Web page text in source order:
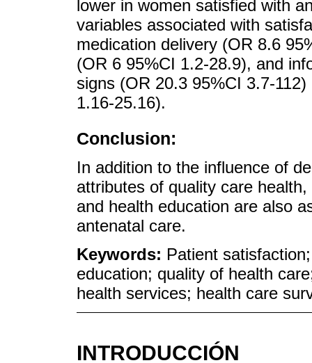
lower in women satisfied with
variables associated with
medication delivery (OR 8.6
(OR 6 95%CI 1.2-28.9), and
signs (OR 20.3 95%CI 3.7-
1.16-25.16).
Conclusion:
In addition to the influence of
attributes of quality care
and health education are also
antenatal care.
Keywords: Patient
education; quality of health
health services; health care
INTRODUCCIÓN